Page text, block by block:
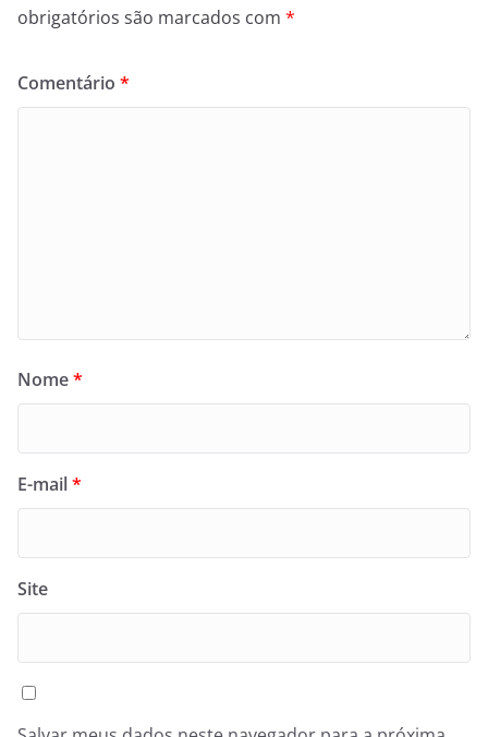
obrigatórios são marcados com *
Comentário *
Nome*
E-mail*
Site